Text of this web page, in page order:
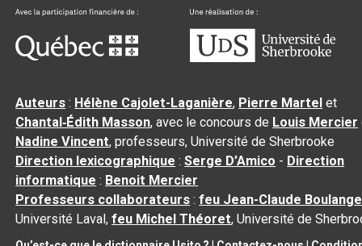
Auteurs : Hélène Cajolet-Laganière, Pierre Martel et
Chantal‑Édith Masson, avec le concours de Louis Mercier
Nadine Vincent, professeurs, Université de Sherbrooke
Direction lexicographique :Serge D’Amico - Direction
informatique : Benoit Mercier
Professeurs collaborateurs :feu Jean-Claude
Université Laval,feu Michel Théoret, Université de